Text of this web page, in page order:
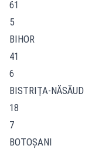
61
5
BIHOR
41
6
BISTRIŢA-NĂSĂUD
18
7
BOTOŞANI